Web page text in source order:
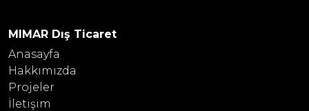
MIMAR Dış Ticaret
Anasayfa
Hakkımızda
Projeler
İletişim